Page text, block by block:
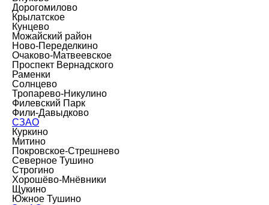
Дорогомилово
Крылатское
Кунцево
Можайский район
Ново-Переделкино
Очаково-Матвеевское
Проспект Вернадского
Раменки
Солнцево
Тропарево-Никулино
Филевский Парк
Фили-Давыдково
СЗАО
Куркино
Митино
Покровское-Стрешнево
Северное Тушино
Строгино
Хорошёво-Мнёвники
Щукино
Южное Тушино